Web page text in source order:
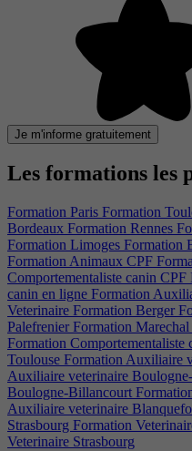
Je m'informe gratuitement
Les formations les
Formation Paris Formation
Bordeaux Formation Rennes
Formation Limoges Formation
Formation Animaux CPF
Comportementaliste canin CPF
canin en ligne Formation
Veterinaire Formation Berger
Palefrenier Formation
Formation Comportementaliste
Toulouse Formation Auxiliaire
Auxiliaire veterinaire
Boulogne-Billancourt
Auxiliaire veterinaire
Strasbourg Formation
Veterinaire Strasbourg